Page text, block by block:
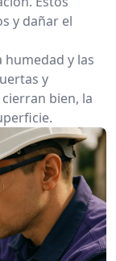
y dañar el
humedad y las
y
bien, la